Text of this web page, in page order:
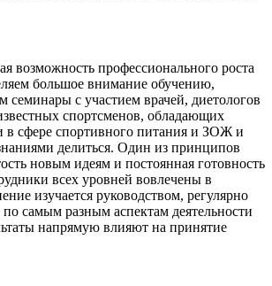
возможность профессионального роста
большое внимание обучению,
семинары с участием врачей, диетологов
спортсменов, обладающих
в сфере спортивного питания и ЗОЖ и
делиться. Один из принципов
новым идеям и постоянная готовность
всех уровней вовлечены в
изучается руководством, регулярно
самым разным аспектам деятельности
напрямую влияют на принятие